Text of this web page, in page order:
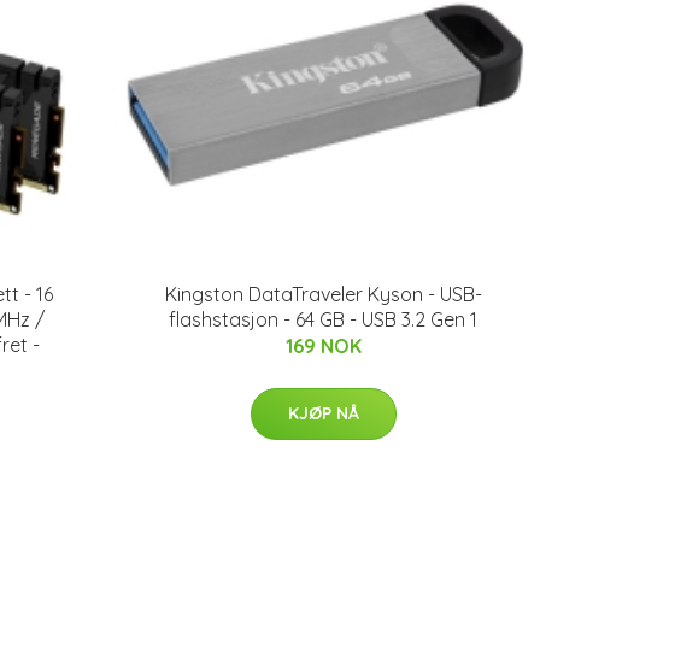
- 16
/
-
Kingston DataTraveler Kyson - USB-
flashstasjon - 64 GB - USB 3.2 Gen 1
169 NOK
KJØP NÅ